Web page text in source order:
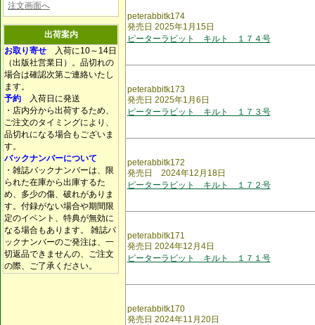
注文画面へ
出荷案内
お取り寄せ 入荷に10～14日
（出版社営業日）。品切れの
場合は確認次第ご連絡いたし
ます。
予約 入荷日に発送
・店内分から出荷するため、
ご注文のタイミングにより、
品切れになる場合もございま
す。
バックナンバーについて
・雑誌バックナンバーは、限
られた在庫から出庫するた
め、多少の傷、破れがありま
す。付録がない場合や期間限
定のイベント、特典が無効に
なる場合もあります。 雑誌バ
ックナンバーのご発注は、一
切返品できませんの、ご注文
の際、ご了承ください。
peterabbitk174
発売日 2025年1月15日
ピーターラビット キルト １７４号
peterabbitk173
発売日 2025年1月6日
ピーターラビット キルト １７３号
peterabbitk172
発売日 2024年12月18日
ピーターラビット キルト １７２号
peterabbitk171
発売日 2024年12月4日
ピーターラビット キルト １７１号
peterabbitk170
発売日 2024年11月20日